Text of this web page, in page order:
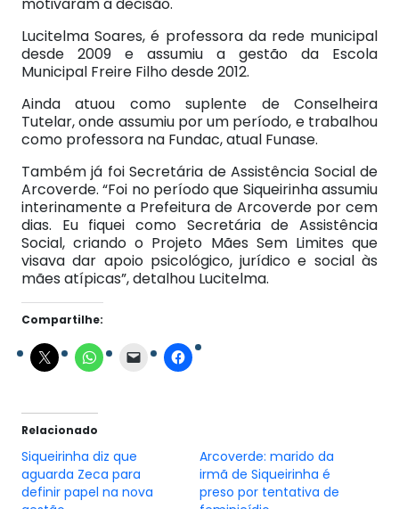
motivaram a decisão.
Lucitelma Soares, é professora da rede municipal
desde 2009 e assumiu a gestão da Escola
Municipal Freire Filho desde 2012.
Ainda atuou como suplente de Conselheira
Tutelar, onde assumiu por um período, e trabalhou
como professora na Fundac, atual Funase.
Também já foi Secretária de Assistência Social de
Arcoverde. “Foi no período que Siqueirinha assumiu
interinamente a Prefeitura de Arcoverde por cem
dias. Eu fiquei como Secretária de Assistência
Social, criando o Projeto Mães Sem Limites que
visava dar apoio psicológico, jurídico e social às
mães atípicas”, detalhou Lucitelma.
Compartilhe:
Relacionado
Siqueirinha diz que
aguarda Zeca para
definir papel na nova
Arcoverde: marido da
irmã de Siqueirinha é
preso por tentativa de